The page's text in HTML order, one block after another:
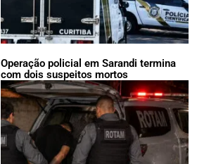
Operação policial em Sarandi termina
com dois suspeitos mortos